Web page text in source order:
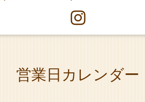
営業日カレンダー